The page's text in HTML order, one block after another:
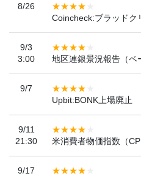
8/26
Coincheck:ブラッドク
9/3
3:00
地区連銀景況報告（ベ
9/7
Upbit:BONK上場廃止
9/11
21:30
米消費者物価指数（
9/17